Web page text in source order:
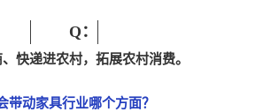
Q：
快递进农村，拓展农村消费。
带动家具行业哪个方面？